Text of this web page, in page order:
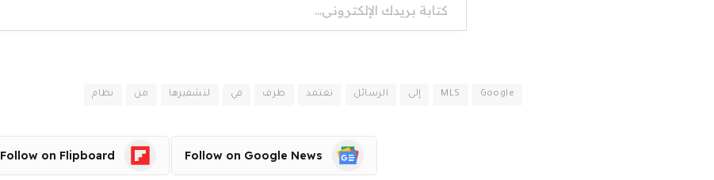
Google
MLS إلى الرسائل تعتمد طرف في لتشفيرها من نظام
Follow on Google News
Follow on Flipboard